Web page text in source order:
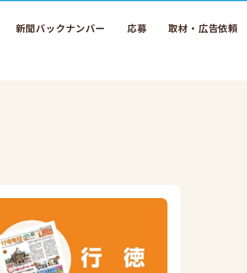
新聞バックナンバー 応募 取材・広告依頼